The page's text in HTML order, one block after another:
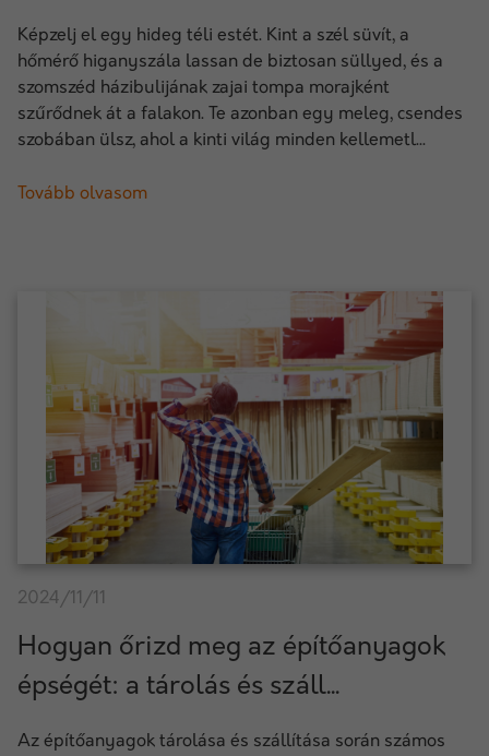
Képzelj el egy hideg téli estét. Kint a szél süvít, a
hőmérő higanyszála lassan de biztosan süllyed, és a
szomszéd házibulijának zajai tompa morajként
szűrődnek át a falakon. Te azonban egy meleg, csendes
szobában ülsz, ahol a kinti világ minden kellemetl...
Tovább olvasom
2024/11/11
Hogyan őrizd meg az építőanyagok
épségét: a tárolás és száll...
Az építőanyagok tárolása és szállítása során számos